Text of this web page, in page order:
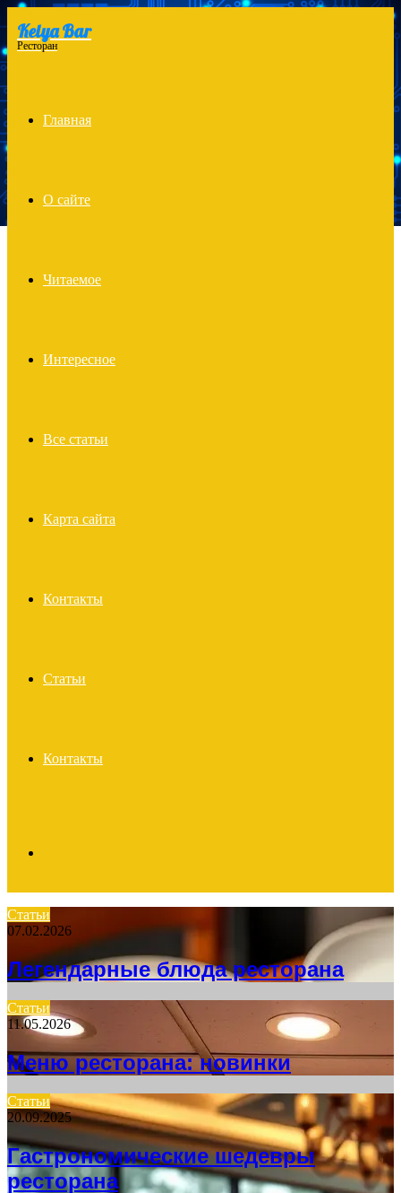
Menu
Kelya Bar
Ресторан
Главная
О сайте
Читаемое
Интересное
Все статьи
Карта сайта
Контакты
Статьи
Контакты
for
Статьи
07.02.2026
Легендарные блюда ресторана
Статьи
11.05.2026
Меню ресторана: новинки
Статьи
20.09.2025
Гастрономические шедевры
ресторана